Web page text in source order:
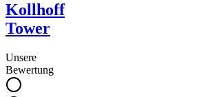
Kollhoff
Tower
Unsere
Bewertung